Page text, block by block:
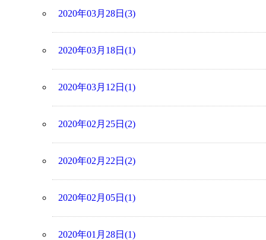
2020年03月28日(3)
2020年03月18日(1)
2020年03月12日(1)
2020年02月25日(2)
2020年02月22日(2)
2020年02月05日(1)
2020年01月28日(1)